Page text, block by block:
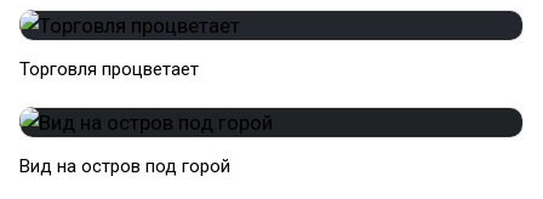
Торговля процветает
Вид на остров под горой